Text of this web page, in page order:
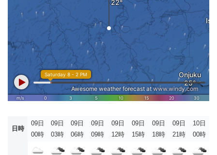
日時
09日
00時
09日
03時
09日
06時
09日
09時
09日
12時
09日
15時
09日
18時
09日
21時
10日
00時